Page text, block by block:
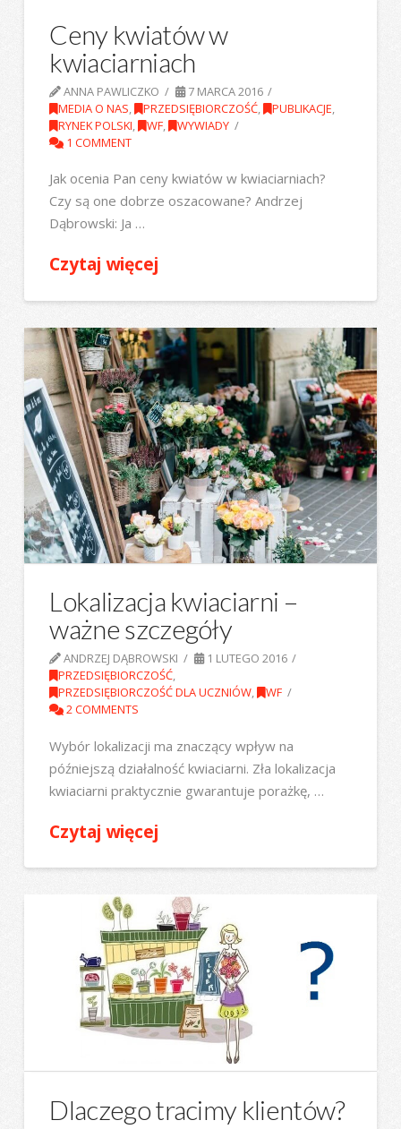
Ceny kwiatów w
kwiaciarniach
ANNA PAWLICZKO
7 MARCA 2016
MEDIA O NAS, PRZEDSIĘBIORCZOŚĆ, PUBLIKACJE,
RYNEK POLSKI, WF, WYWIADY
1 COMMENT
Jak ocenia Pan ceny kwiatów w kwiaciarniach?
Czy są one dobrze oszacowane? Andrzej
Dąbrowski: Ja …
Czytaj więcej
Lokalizacja kwiaciarni –
ważne szczegóły
ANDRZEJ DĄBROWSKI
1 LUTEGO 2016
PRZEDSIĘBIORCZOŚĆ,
PRZEDSIĘBIORCZOŚĆ DLA UCZNIÓW, WF
2 COMMENTS
Wybór lokalizacji ma znaczący wpływ na
późniejszą działalność kwiaciarni. Zła lokalizacja
kwiaciarni praktycznie gwarantuje porażkę, …
Czytaj więcej
Dlaczego tracimy klientów?